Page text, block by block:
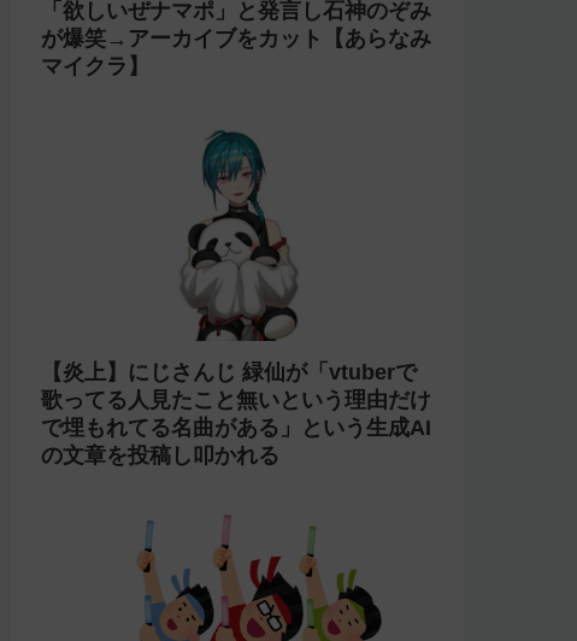
「欲しいぜナマポ」と発言し石神のぞみ
が爆笑→アーカイブをカット【あらなみ
マイクラ】
【炎上】にじさんじ 緑仙が「vtuberで
歌ってる人見たこと無いという理由だけ
で埋もれてる名曲がある」という生成AI
の文章を投稿し叩かれる